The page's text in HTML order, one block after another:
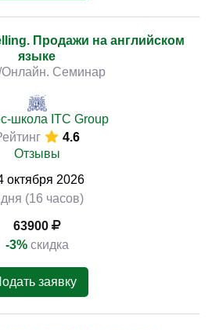
Продажи на английском
языке
Семинар
школа ITC Group
4.6
Отзывы
октября 2026
(16 часов)
63900
-3% скидка
заявку